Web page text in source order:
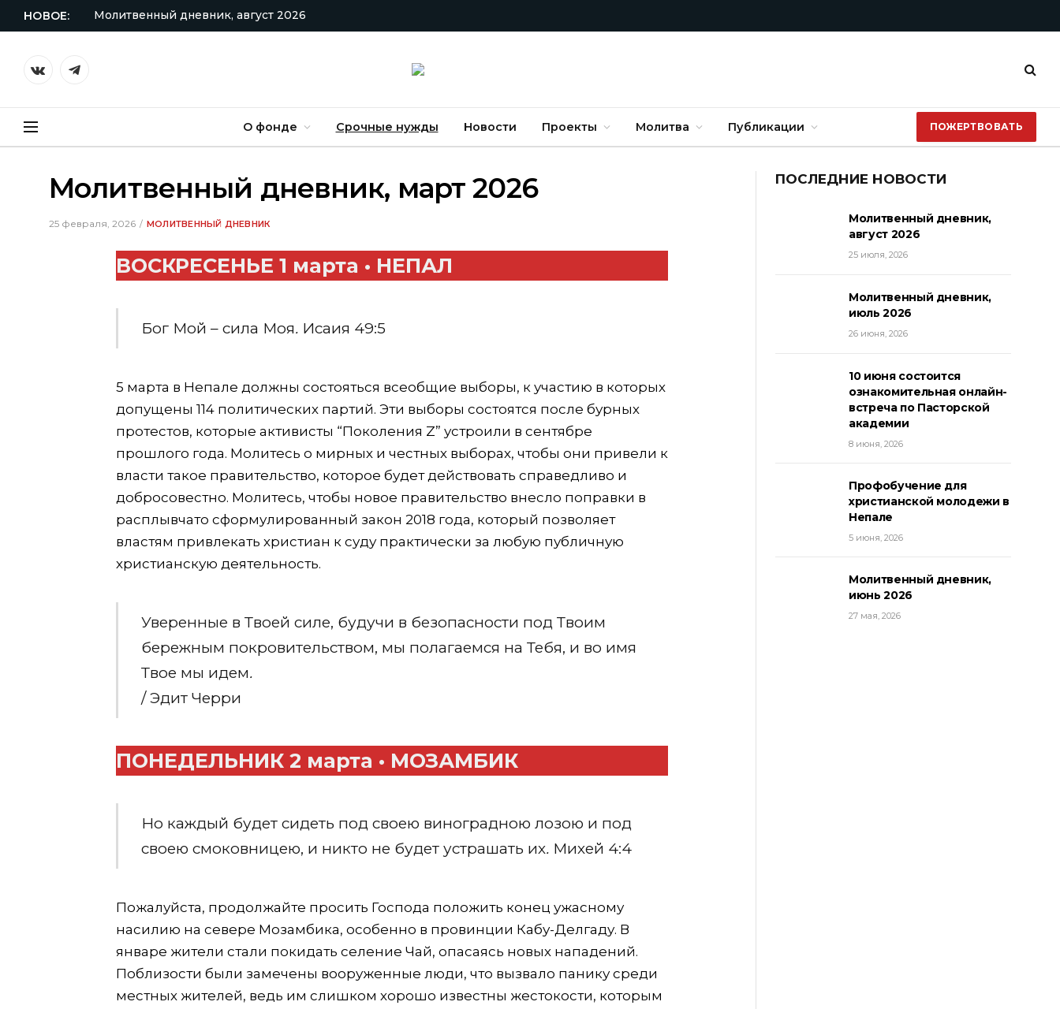
НОВОЕ: Молитвенный дневник, август 2026
VKontakteTelegram
О фонде Срочные нужды Новости Проекты Молитва Публикации ПОЖЕРТВОВАТЬ
Молитвенный дневник, март 2026
25 февраля, 2026 МОЛИТВЕННЫЙ ДНЕВНИК
ВОСКРЕСЕНЬЕ 1 марта • НЕПАЛ
Бог Мой – сила Моя. Исаия 49:5
5 марта в Непале должны состояться всеобщие выборы, к участию в которых
допущены 114 политических партий. Эти выборы состоятся после бурных
протестов, которые активисты “Поколения Z” устроили в сентябре
прошлого года. Молитесь о мирных и честных выборах, чтобы они привели к
власти такое правительство, которое будет действовать справедливо и
добросовестно. Молитесь, чтобы новое правительство внесло поправки в
расплывчато сформулированный закон 2018 года, который позволяет
властям привлекать христиан к суду практически за любую публичную
христианскую деятельность.
Уверенные в Твоей силе, будучи в безопасности под Твоим
бережным покровительством, мы полагаемся на Тебя, и во имя
Твое мы идем.
/ Эдит Черри
ПОНЕДЕЛЬНИК 2 марта • МОЗАМБИК
Но каждый будет сидеть под своею виноградною лозою и под
своею смоковницею, и никто не будет устрашать их. Михей 4:4
Пожалуйста, продолжайте просить Господа положить конец ужасному
насилию на севере Мозамбика, особенно в провинции Кабу-Делгаду. В
январе жители стали покидать селение Чай, опасаясь новых нападений.
Поблизости были замечены вооруженные люди, что вызвало панику среди
местных жителей, ведь им слишком хорошо известны жестокости, которым
ПОСЛЕДНИЕ НОВОСТИ
Молитвенный дневник,
август 2026
25 июля, 2026
Молитвенный дневник,
июль 2026
26 июня, 2026
10 июня состоится
ознакомительная онлайн-
встреча по Пасторской
академии
8 июня, 2026
Профобучение для
христианской молодежи в
Непале
5 июня, 2026
Молитвенный дневник,
июнь 2026
27 мая, 2026